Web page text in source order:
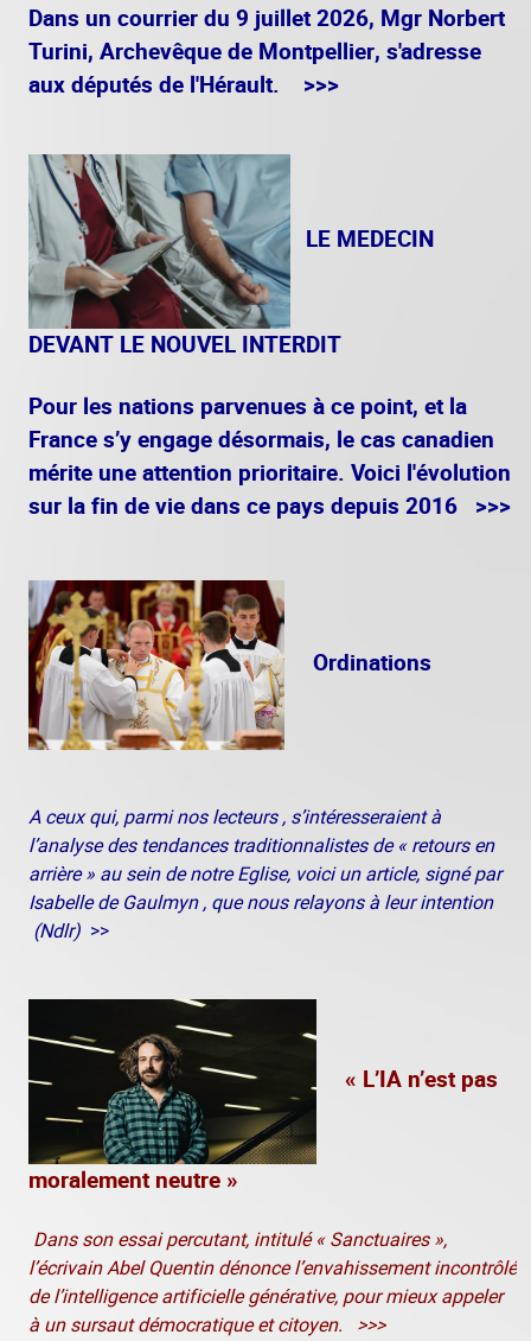
Dans un courrier du 9 juillet 2026, Mgr Norbert
Turini, Archevêque de Montpellier, s'adresse
aux députés de l'Hérault. >>>
LE MEDECIN
DEVANT LE NOUVEL INTERDIT
Pour les nations parvenues à ce point, et la
France s’y engage désormais, le cas canadien
mérite une attention prioritaire. Voici l'évolution
sur la fin de vie dans ce pays depuis 2016 >>>
Ordinations
A ceux qui, parmi nos lecteurs , s’intéresseraient à
l’analyse des tendances traditionnalistes de « retours en
arrière » au sein de notre Eglise, voici un article, signé par
Isabelle de Gaulmyn , que nous relayons à leur intention
(Ndlr) >>
« L’IA n’est pas
moralement neutre »
Dans son essai percutant, intitulé « Sanctuaires »,
l’écrivain Abel Quentin dénonce l’envahissement incontrôlé
de l’intelligence artificielle générative, pour mieux appeler
à un sursaut démocratique et citoyen. >>>